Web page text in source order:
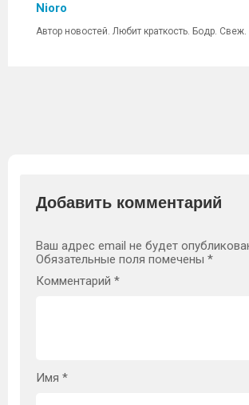
Nioro
Автор новостей. Любит краткость. Бодр.
Добавить комментарий
Ваш адрес email не будет
Обязательные поля помечены *
Комментарий *
Имя *